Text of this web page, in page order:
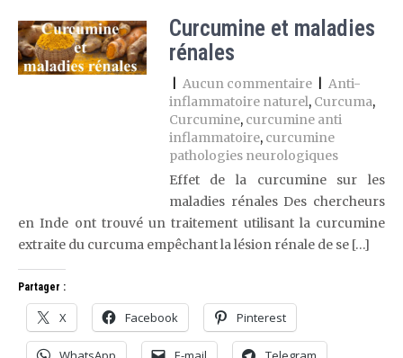
Curcumine et maladies
rénales
Aucun commentaire
Anti-
inflammatoire naturel, Curcuma,
Curcumine, curcumine anti
inflammatoire, curcumine
pathologies neurologiques
Effet de la curcumine sur les
maladies rénales Des chercheurs
en Inde ont trouvé un traitement utilisant la curcumine
extraite du curcuma empêchant la lésion rénale de se […]
Partager :
X Facebook Pinterest